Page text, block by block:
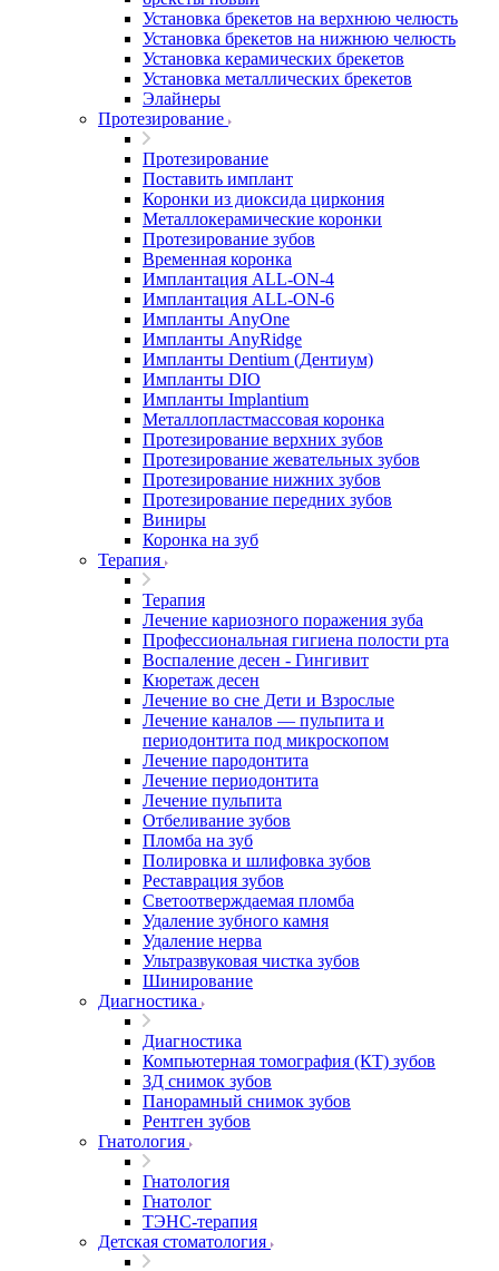
Установка брекетов на верхнюю челюсть
Установка брекетов на нижнюю челюсть
Установка керамических брекетов
Установка металлических брекетов
Элайнеры
Протезирование
Протезирование
Поставить имплант
Коронки из диоксида циркония
Металлокерамические коронки
Протезирование зубов
Временная коронка
Имплантация ALL-ON-4
Имплантация ALL-ON-6
Импланты AnyOne
Импланты AnyRidge
Импланты Dentium (Дентиум)
Импланты DIO
Импланты Implantium
Металлопластмассовая коронка
Протезирование верхних зубов
Протезирование жевательных зубов
Протезирование нижних зубов
Протезирование передних зубов
Виниры
Коронка на зуб
Терапия
Терапия
Лечение кариозного поражения зуба
Профессиональная гигиена полости рта
Воспаление десен - Гингивит
Кюретаж десен
Лечение во сне Дети и Взрослые
Лечение каналов — пульпита и
периодонтита под микроскопом
Лечение пародонтита
Лечение периодонтита
Лечение пульпита
Отбеливание зубов
Пломба на зуб
Полировка и шлифовка зубов
Реставрация зубов
Светоотверждаемая пломба
Удаление зубного камня
Удаление нерва
Ультразвуковая чистка зубов
Шинирование
Диагностика
Диагностика
Компьютерная томография (КТ) зубов
3Д снимок зубов
Панорамный снимок зубов
Рентген зубов
Гнатология
Гнатология
Гнатолог
ТЭНС-терапия
Детская стоматология